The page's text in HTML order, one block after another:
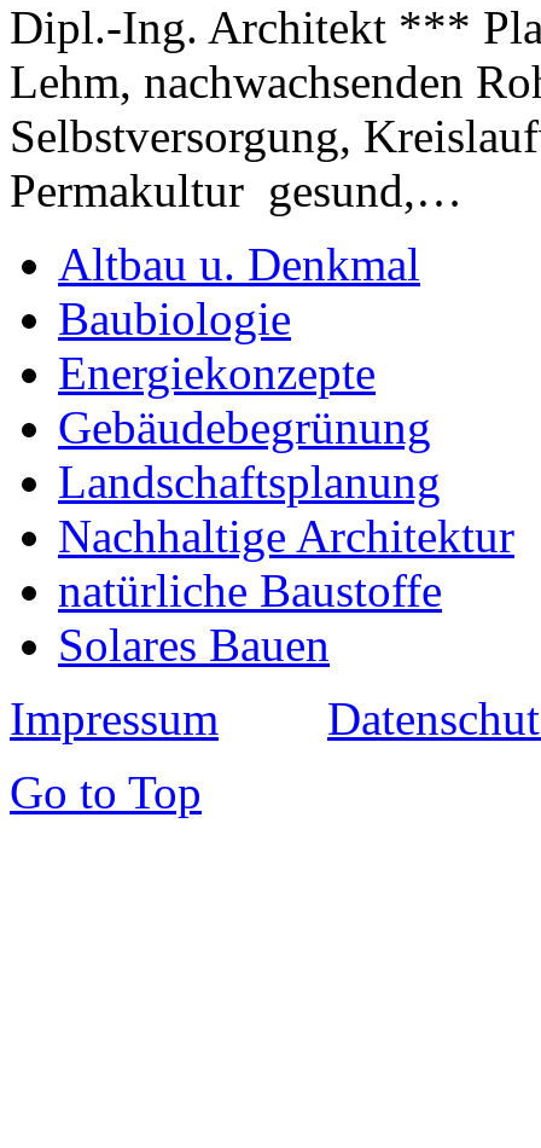
Dipl.-Ing. Architekt ***
Lehm, nachwachsenden
Selbstversorgung,
Permakultur gesund,…
Altbau u. Denkmal
Baubiologie
Energiekonzepte
Gebäudebegrünung
Landschaftsplanung
Nachhaltige Architektur
natürliche Baustoffe
Solares Bauen
Impressum
Go to Top